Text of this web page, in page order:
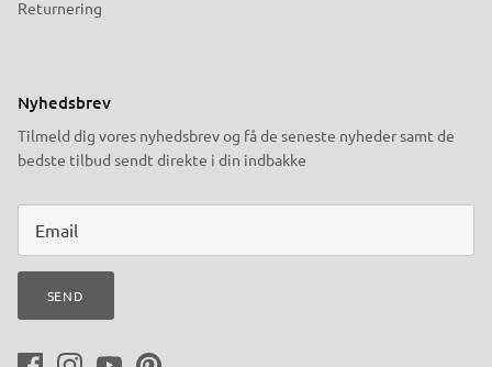
Returnering
Nyhedsbrev
Tilmeld dig vores nyhedsbrev og få de seneste nyheder samt de
bedste tilbud sendt direkte i din indbakke
SEND